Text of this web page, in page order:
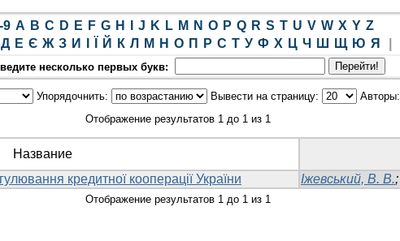
9 A B C D E F G H J K L M N O P Q R S T U V W X Y Z
Д Е Є Ж З И Й К Л М Н О П Р С Т У Ф Х Ц Ч Ш Щ Ю Я
несколько первых букв:
Упорядочнить: Вывести на страницу:
Авторы:
Отображение результатов 1 до 1 из 1
Название
кредитної кооперації України Іжевський, В. В.;
Отображение результатов 1 до 1 из 1